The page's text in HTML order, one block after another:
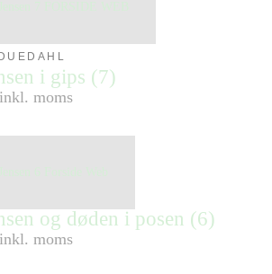
i gips (7)
inkl. moms
og døden i posen (6)
inkl. moms